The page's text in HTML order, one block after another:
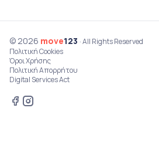
© 2026 move123 · All Rights Reserved
Πολιτική Cookies
Όροι Χρήσης
Πολιτική Απορρήτου
Digital Services Act